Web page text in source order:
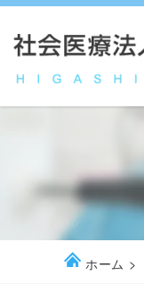
ホーム